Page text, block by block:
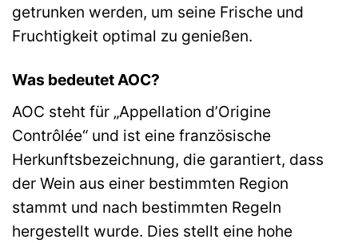
getrunken werden, um seine Frische und
Fruchtigkeit optimal zu genießen.
Was bedeutet AOC?
AOC steht für „Appellation d’Origine
Contrôlée“ und ist eine französische
Herkunftsbezeichnung, die garantiert, dass
der Wein aus einer bestimmten Region
stammt und nach bestimmten Regeln
hergestellt wurde. Dies stellt eine hohe